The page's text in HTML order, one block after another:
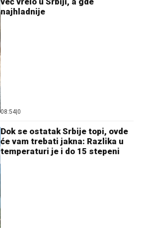
najhladnije
08:54 0
Dok se ostatak Srbije topi, ovde
će vam trebati jakna: Razlika u
temperaturi je i do 15 stepeni